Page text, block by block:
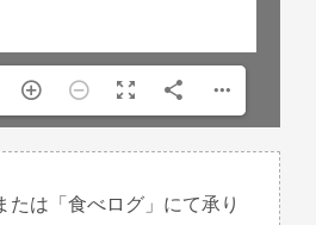
たは「食べログ」にて承り